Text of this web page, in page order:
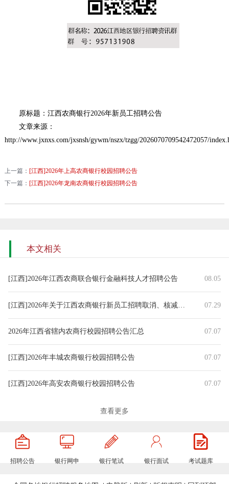
原标题：江西农商银行2026年新员工招聘公告
文章来源：
http://www.jxnxs.com/jxsnsh/gywm/nszx/tzgg/2026070709542472057/
上一篇： [江西]2026年上高农商银行校园招聘公告
下一篇： [江西]2026年龙南农商银行校园招聘公告
本文相关
[江西]2026年江西农商联合银行金融科技人才招聘公告 08.05
[江西]2026年关于江西农商银行新员工招聘取消、核减部分招聘岗位
07.29
2026年江西省辖内农商行校园招聘公告汇总 07.07
[江西]2026年丰城农商银行校园招聘公告 07.07
[江西]2026年高安农商银行校园招聘公告 07.07
[江西]2026年石城农商银行校园招聘公告
[江西]2026年寻乌农商银行校园招聘公告 07.07
[江西]2026年会昌农商银行校园招聘公告 07.07
查看更多
招聘公告 银行网申 银行笔试 银行面试 考试题库